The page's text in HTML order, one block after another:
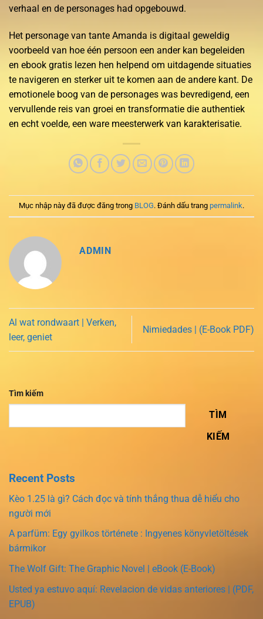
verhaal en de personages had opgebouwd.
Het personage van tante Amanda is digitaal geweldig
voorbeeld van hoe één persoon een ander kan begeleiden
en ebook gratis lezen hen helpend om uitdagende situaties
te navigeren en sterker uit te komen aan de andere kant. De
emotionele boog van de personages was bevredigend, een
vervullende reis van groei en transformatie die authentiek
en echt voelde, een ware meesterwerk van karakterisatie.
Mục nhập này đã được đăng trong BLOG. Đánh dấu trang permalink.
ADMIN
Al wat rondwaart | Verken,
leer, geniet
Nimiedades | (E-Book PDF)
Tìm kiếm
TÌM
KIẾM
Recent Posts
Kèo 1.25 là gì? Cách đọc và tính thắng thua dễ hiểu cho
người mới
A parfüm: Egy gyilkos története : Ingyenes könyvletöltések
bármikor
The Wolf Gift: The Graphic Novel | eBook (E-Book)
Usted ya estuvo aquí: Revelacion de vidas anteriores | (PDF,
EPUB)